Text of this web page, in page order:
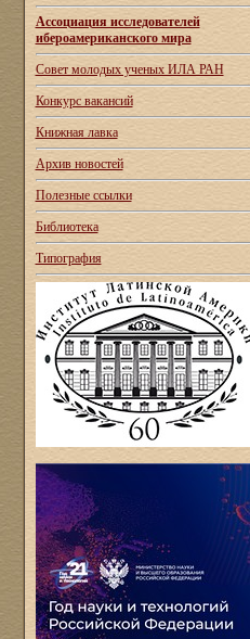
Ассоциация исследователей
ибероамериканского мира
Совет молодых ученых ИЛА РАН
Конкурс вакансий
Книжная лавка
Архив новостей
Полезные ссылки
Библиотека
Типография